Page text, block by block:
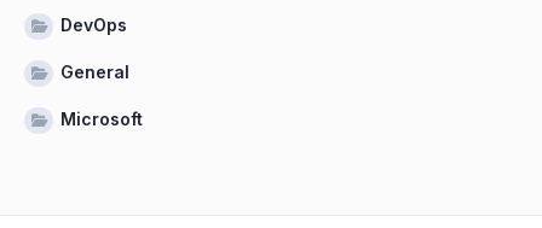
DevOps
General
Microsoft